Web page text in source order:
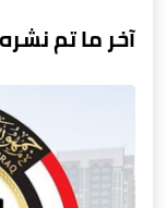
آخر ما تم نشره